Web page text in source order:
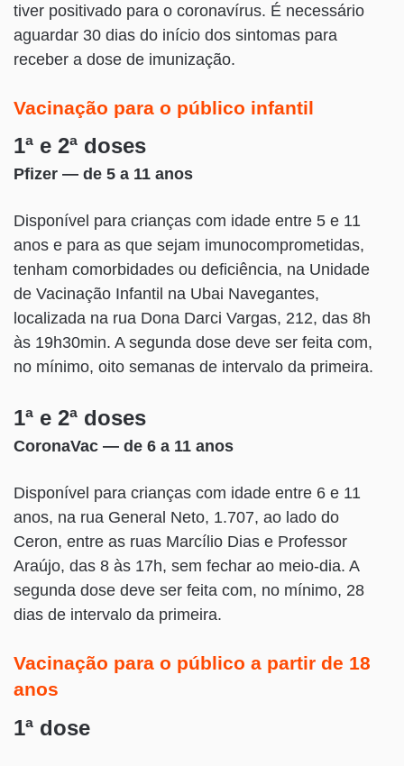
tiver positivado para o coronavírus. É necessário
aguardar 30 dias do início dos sintomas para
receber a dose de imunização.
Vacinação para o público infantil
1ª e 2ª doses
Pfizer — de 5 a 11 anos
Disponível para crianças com idade entre 5 e 11
anos e para as que sejam imunocomprometidas,
tenham comorbidades ou deficiência, na Unidade
de Vacinação Infantil na Ubai Navegantes,
localizada na rua Dona Darci Vargas, 212, das 8h
às 19h30min. A segunda dose deve ser feita com,
no mínimo, oito semanas de intervalo da primeira.
1ª e 2ª doses
CoronaVac — de 6 a 11 anos
Disponível para crianças com idade entre 6 e 11
anos, na rua General Neto, 1.707, ao lado do
Ceron, entre as ruas Marcílio Dias e Professor
Araújo, das 8 às 17h, sem fechar ao meio-dia. A
segunda dose deve ser feita com, no mínimo, 28
dias de intervalo da primeira.
Vacinação para o público a partir de 18
anos
1ª dose